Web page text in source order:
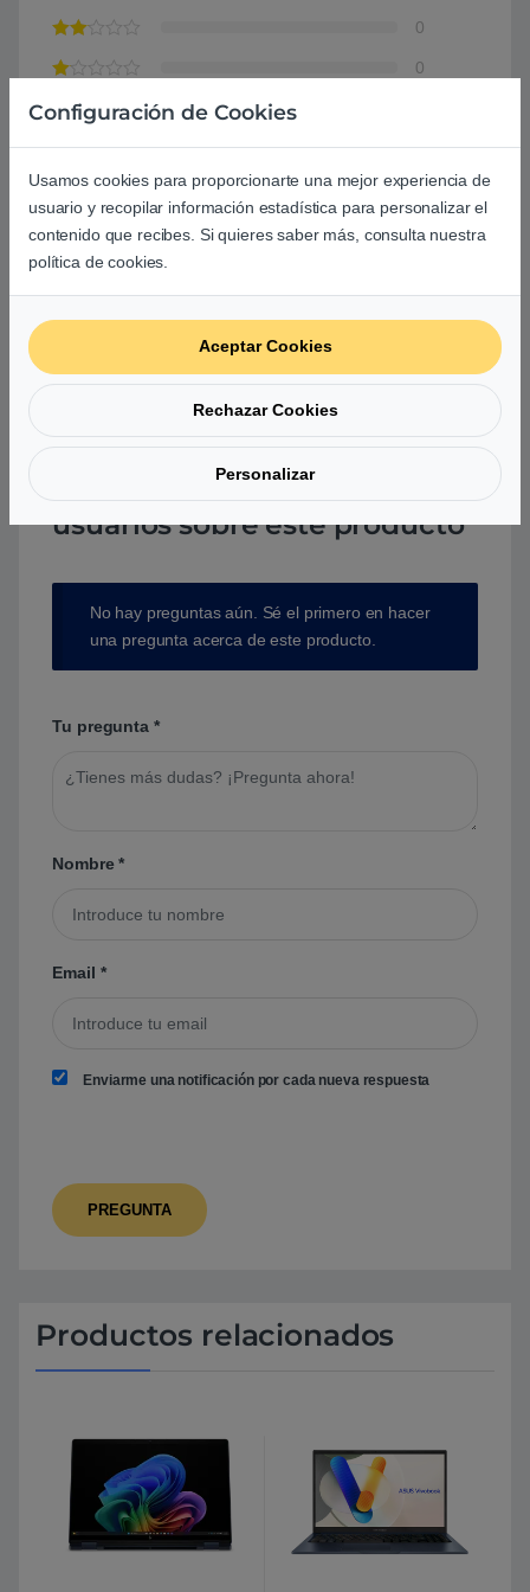
0
0
Agrega una reseña
acceder para publicar una valoración.
Preguntas y respuestas de los
usuarios sobre este producto
No hay preguntas aún. Sé el primero en hacer
una pregunta acerca de este producto.
Tu pregunta *
Nombre*
Email *
Enviarme una notificación por cada nueva respuesta
Productos relacionados
Configuración de Cookies
Usamos cookies para proporcionarte una mejor experiencia de
usuario y recopilar información estadística para personalizar el
contenido que recibes. Si quieres saber más, consulta nuestra
política de cookies.
Aceptar Cookies
Rechazar Cookies
Personalizar